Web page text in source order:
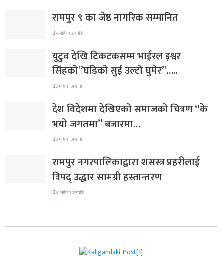
रामपुर ९ का जेष्ठ नागरिक सम्मानित
२ महिना अगाडि
युटुव देखि टिकटकसम्म भाईरल इश्वर
सिंहको”घडिको सुई उल्टो घुमेर”…..
३ महिना अगाडि
देश विदेशमा देखिएको समाजको चित्रण “के
भयो जगतमा” बजारमा…
३ महिना अगाडि
रामपुर नगरपालिकाद्वारा शसस्त्र प्रहरीलाई
विपद् उद्धार सामग्री हस्तान्तरण
४ महिना अगाडि